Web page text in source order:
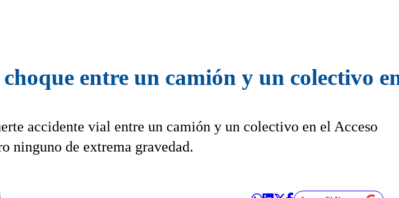
entre un camión y un colectivo
accidente vial entre un camión y un colectivo en el Acceso
ninguno de extrema gravedad.